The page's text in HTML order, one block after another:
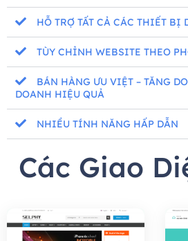
HỖ TRỢ TẤT CẢ CÁC THIẾT BỊ
TÙY CHỈNH WEBSITE THEO
BÁN HÀNG ƯU VIỆT – TĂNG
DOANH HIỆU QUẢ
NHIỀU TÍNH NĂNG HẤP DẪN
Các Giao